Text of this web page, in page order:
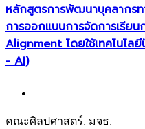
หลักสูตรการพัฒนาบุคลากรท
การออกแบบการจัดการเรีย
Alignment โดยใช้เทคโนโ
- AI)
คณะศิลปศาสตร์, มจธ.